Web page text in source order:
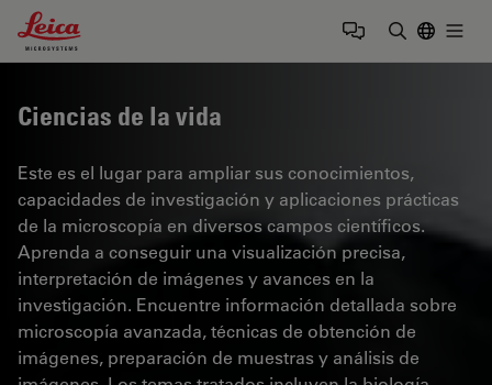
Leica Microsystems Logo
Ciencias de la vida
Este es el lugar para ampliar sus conocimientos,
capacidades de investigación y aplicaciones prácticas
de la microscopía en diversos campos científicos.
Aprenda a conseguir una visualización precisa,
interpretación de imágenes y avances en la
investigación. Encuentre información detallada sobre
microscopía avanzada, técnicas de obtención de
imágenes, preparación de muestras y análisis de